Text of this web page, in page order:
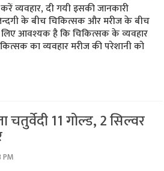
व्‍यवहार, दी गयी इसकी जानकारी
के बीच चिकित्‍सक और मरीज के बीच
आवश्‍यक है कि चिकित्‍सक के व्‍यवहार
का व्‍यवहार मरीज की परेशानी को
चतुर्वेदी 11 गोल्‍ड, 2 सिल्‍वर